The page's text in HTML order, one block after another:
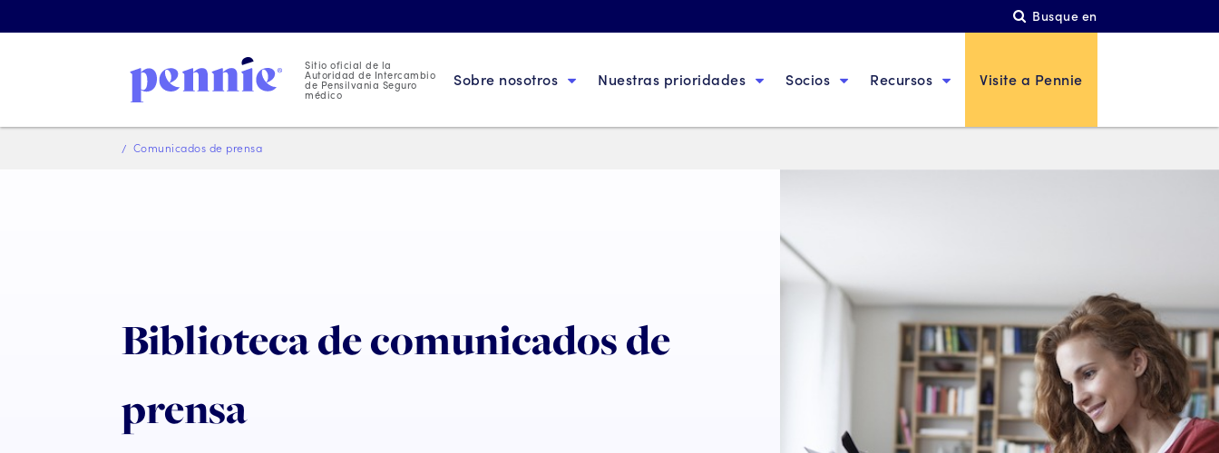
Busque en
Sitio oficial de la
Autoridad de Intercambio
de Pensilvania Seguro
médico
Sobre nosotros Nuestras prioridades Socios Recursos Visite a Pennie
Comunicados de prensa
Biblioteca de comunicados de
prensa